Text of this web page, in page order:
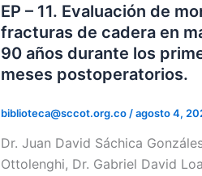
EP – 11. Evaluación de
fracturas de cadera en
90 años durante los
meses postoperatorios.
biblioteca@sccot.org.co /agosto 4,
Dr. Juan David Sáchica
Ottolenghi, Dr. Gabriel David